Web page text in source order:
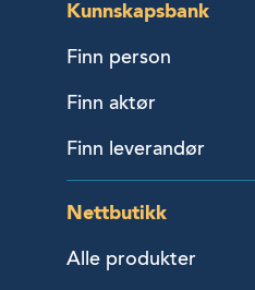
Kunnskapsbank
Finn person
Finn aktør
Finn leverandør
Nettbutikk
Alle produkter